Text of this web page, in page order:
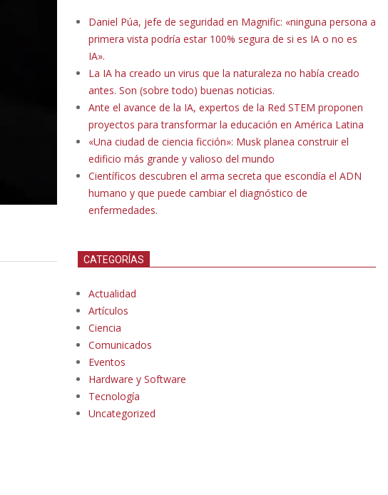
Daniel Púa, jefe de seguridad en Magnific: «ninguna persona a
primera vista podría estar 100% segura de si es IA o no es
IA».
La IA ha creado un virus que la naturaleza no había creado
antes. Son (sobre todo) buenas noticias.
Ante el avance de la IA, expertos de la Red STEM proponen
proyectos para transformar la educación en América Latina
«Una ciudad de ciencia ficción»: Musk planea construir el
edificio más grande y valioso del mundo
Científicos descubren el arma secreta que escondía el ADN
humano y que puede cambiar el diagnóstico de
enfermedades.
CATEGORÍAS
Actualidad
Artículos
Ciencia
Comunicados
Eventos
Hardware y Software
Tecnología
Uncategorized